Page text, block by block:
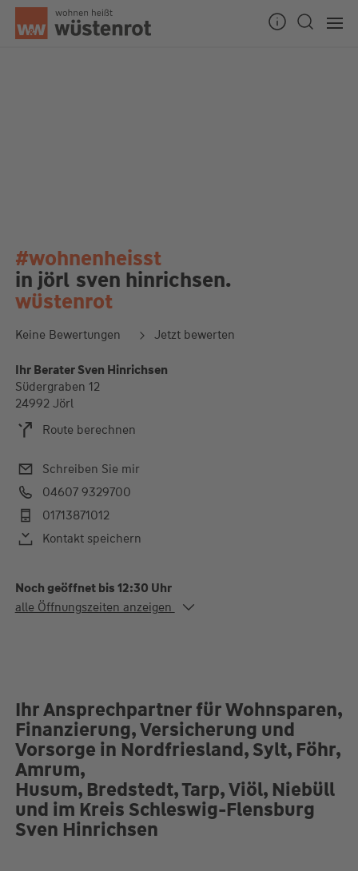
#wohnenheisst
in jörl sven hinrichsen.
wüstenrot
Keine Bewertungen Jetzt bewerten
Ihr Berater Sven Hinrichsen
Südergraben 12
24992 Jörl
Route berechnen
Schreiben Sie mir
04607 9329700
01713871012
Kontakt speichern
Noch geöffnet bis 12:30 Uhr
Alle Öffnungszeiten
alle Öffnungszeiten anzeigen
Ihr Ansprechpartner für Wohnsparen,
Finanzierung, Versicherung und
Vorsorge in Nordfriesland, Sylt, Föhr,
Amrum,
Husum, Bredstedt, Tarp, Viöl, Niebüll
und im Kreis Schleswig-Flensburg
Sven Hinrichsen